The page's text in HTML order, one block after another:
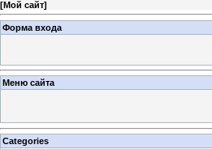
[Мой сайт]
Форма входа
Меню сайта
Categories